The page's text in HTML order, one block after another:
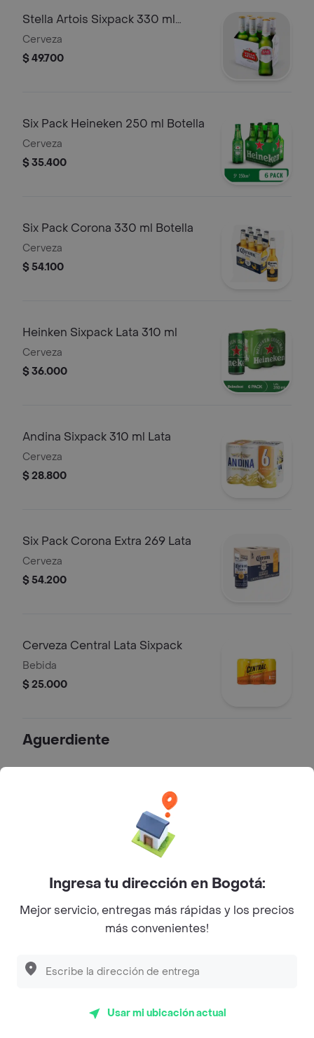
Stella Artois Sixpack 330 ml
Botella
Cerveza
$ 49.700
Six Pack Heineken 250 ml Botella
Cerveza
$ 35.400
Six Pack Corona 330 ml Botella
Cerveza
$ 54.100
Heinken Sixpack Lata 310 ml
Cerveza
$ 36.000
Andina Sixpack 310 ml Lata
Cerveza
$ 28.800
Six Pack Corona Extra 269 Lata
Cerveza
$ 54.200
Cerveza Central Lata Sixpack
Bebida
$ 25.000
Aguerdiente
Nectar Rojo Cartón 1000Ml
Aguardiente .
Ingresa tu dirección en Bogotá:
Mejor servicio, entregas más rápidas y los precios
más convenientes!
Usar mi ubicación actual